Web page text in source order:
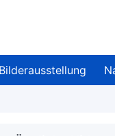
Bilderausstellung 31:11